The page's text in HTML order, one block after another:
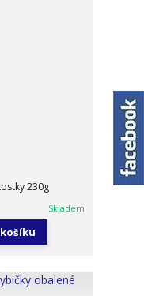
230g
Skladem